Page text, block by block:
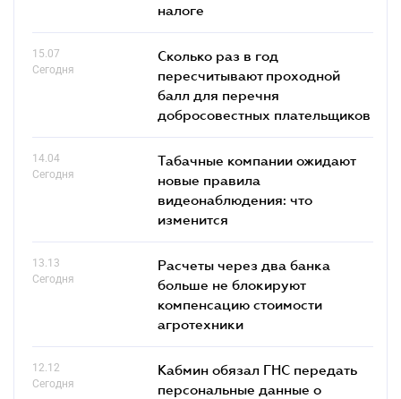
налоге
15.07
Сегодня
Сколько раз в год
пересчитывают проходной
балл для перечня
добросовестных плательщиков
14.04
Сегодня
Табачные компании ожидают
новые правила
видеонаблюдения: что
изменится
13.13
Сегодня
Расчеты через два банка
больше не блокируют
компенсацию стоимости
агротехники
12.12
Сегодня
Кабмин обязал ГНС передать
персональные данные о